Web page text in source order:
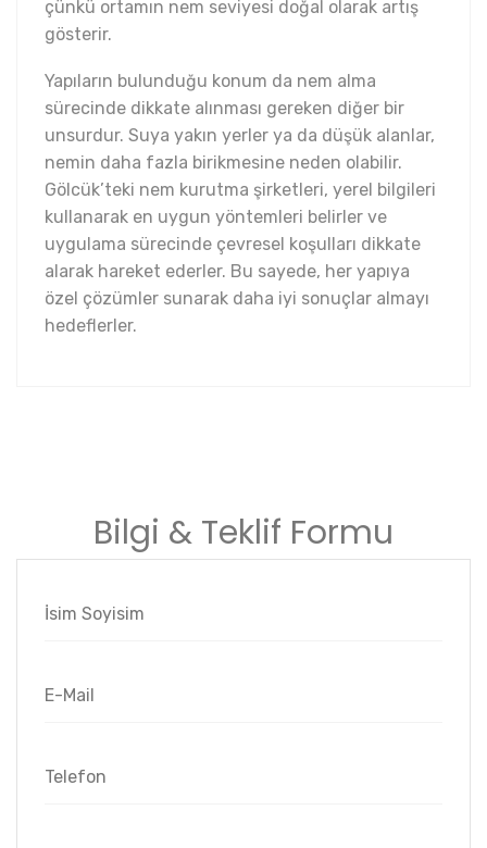
çünkü ortamın nem seviyesi doğal olarak artış
gösterir.
Yapıların bulunduğu konum da nem alma
sürecinde dikkate alınması gereken diğer bir
unsurdur. Suya yakın yerler ya da düşük alanlar,
nemin daha fazla birikmesine neden olabilir.
Gölcük’teki nem kurutma şirketleri, yerel bilgileri
kullanarak en uygun yöntemleri belirler ve
uygulama sürecinde çevresel koşulları dikkate
alarak hareket ederler. Bu sayede, her yapıya
özel çözümler sunarak daha iyi sonuçlar almayı
hedeflerler.
Bilgi & Teklif Formu